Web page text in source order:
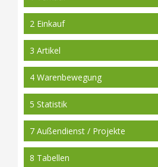
2 Einkauf
3 Artikel
4 Warenbewegung
5 Statistik
7 Außendienst / Projekte
8 Tabellen